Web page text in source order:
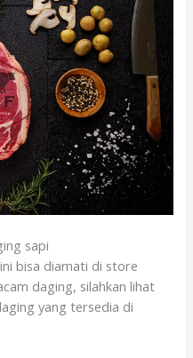
sapi
bisa diamati di store
daging, silahkan lihat
yang tersedia di